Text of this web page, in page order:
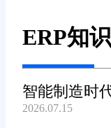
ERP知
智能制造时
WMS系统?
2026.07.15